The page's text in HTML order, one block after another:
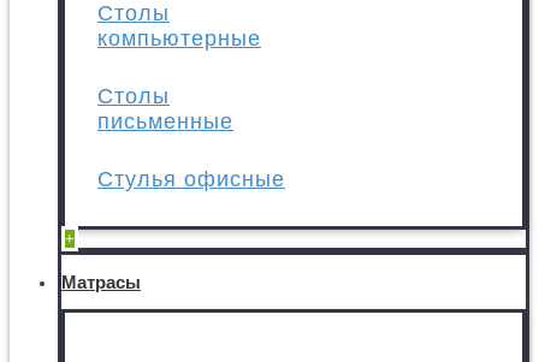
Столы
компьютерные
Столы
письменные
Стулья офисные
+
Матрасы